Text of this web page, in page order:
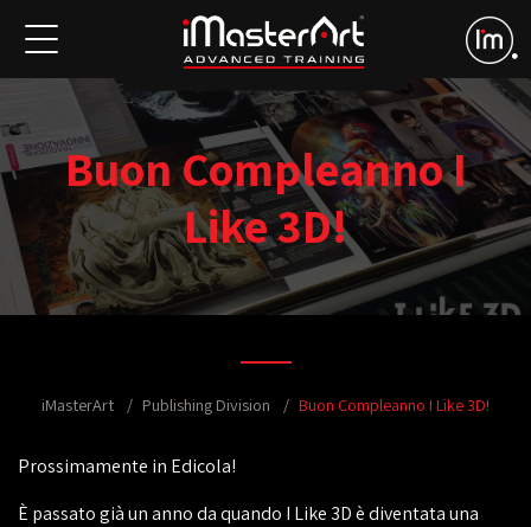
Buon Compleanno I
Like 3D!
iMasterArt Publishing Division Buon Compleanno I Like 3D!
Prossimamente in Edicola!
È passato già un anno da quando I Like 3D è diventata una